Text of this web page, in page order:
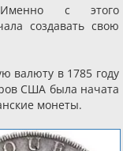
с этого
создавать свою
валюту в 1785 году
США была начата
монеты.